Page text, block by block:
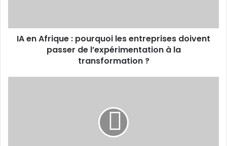
passer
l’expérimentation
IA en Afrique : pourquoi les entreprises doivent
passer de l’expérimentation à la
transformation ?